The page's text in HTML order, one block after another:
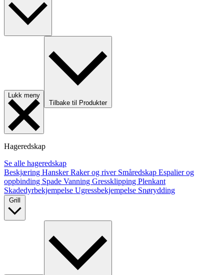
Lukk meny
Tilbake til Produkter
Hageredskap
Se alle hageredskap
Beskjæring HanskerRaker og river Småredskap Espalier og
oppbinding Spade Vanning Gressklipping Plenkant
Skadedyrbekjempelse Ugressbekjempelse Snørydding